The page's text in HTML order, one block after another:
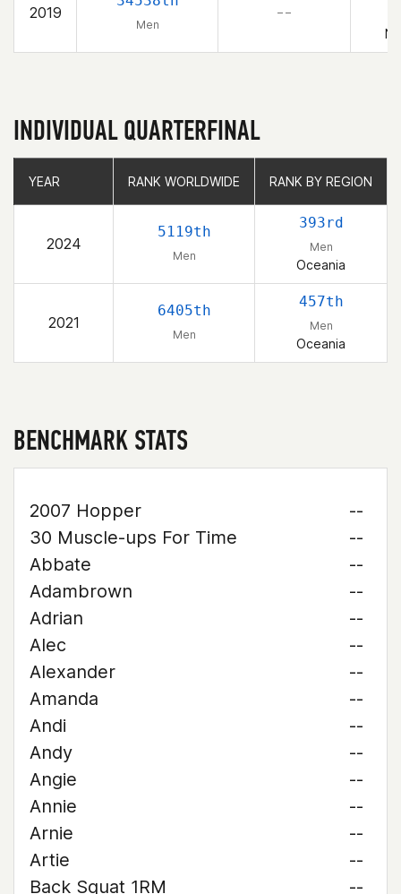
2019
Men
– –
INDIVIDUAL QUARTERFINAL
YEAR RANK WORLDWIDE RANK BY REGION
2024
5119th
Men
393rd
Men
Oceania
2021
6405th
Men
457th
Men
Oceania
YEAR RANK WORLDWIDE RANK BY REGION
BENCHMARK STATS
2007 Hopper
--
30 Muscle-ups For Time
--
Abbate
--
Adambrown
--
Adrian
--
Alec
--
Alexander
--
Amanda
--
Andi
--
Andy
--
Angie
--
Annie
--
Arnie
--
Artie
--
Back Squat 1RM
--